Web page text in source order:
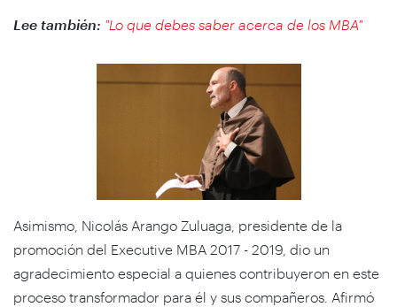
Lee también: "Lo que debes saber acerca de los MBA"
Asimismo, Nicolás Arango Zuluaga, presidente de la
promoción del Executive MBA 2017 - 2019, dio un
agradecimiento especial a quienes contribuyeron en este
proceso transformador para él y sus compañeros. Afirmó